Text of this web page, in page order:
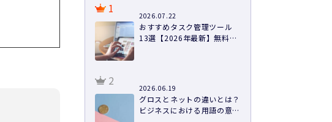
1
2026.07.22
おすすめタスク管理ツール
13選【2026年最新】無料あ
2
2026.06.19
グロスとネットの違いとは？
ビジネスにおける用語の意味